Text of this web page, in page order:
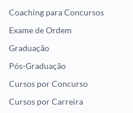
Coaching para Concursos
Exame de Ordem
Graduação
Pós-Graduação
Cursos por Concurso
Cursos por Carreira